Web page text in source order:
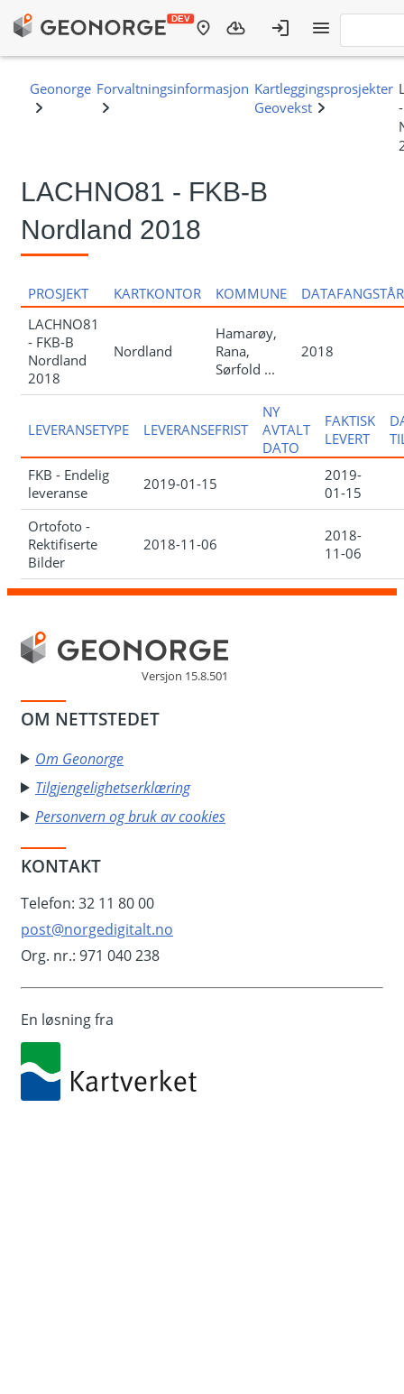
LACHNO81 - FKB-B
Nordland 2018
PROSJEKT KARTKONTOR KOMMUNE
DATAFANGSTÅR
LACHNO81
- FKB-B
Nordland
2018
Nordland
Hamarøy,
Rana,
Sørfold ...
2018
LEVERANSETYPE LEVERANSEFRIST
NY
AVTALT
DATO
FAKTISK
LEVERT
FKB - Endelig
leveranse
2019-01-15
2019-
01-15
Ortofoto -
Rektifiserte
Bilder
2018-11-06
2018-
11-06